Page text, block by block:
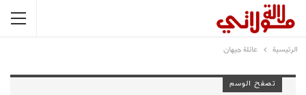
الرئيسية عائلة جيهان
تصفح الوسم